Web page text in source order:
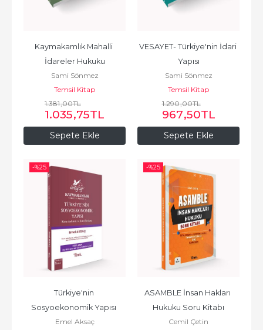
Sepete Ekle
Kaymakamlık Mahalli
İdareler Hukuku
Sami Sönmez
Temsil Kitap
1.381,00TL
1.035,75TL
Sepete Ekle
VESAYET- Türkiye'nin İdari
Yapısı
Sami Sönmez
Temsil Kitap
1.290,00TL
967,50TL
-%25
Türkiye'nin
Sosyoekonomik Yapısı
Konu Anlatımı-Soru
Emel Aksaç
-%25
ASAMBLE İnsan Hakları
Hukuku Soru Kitabı
Cemil Çetin